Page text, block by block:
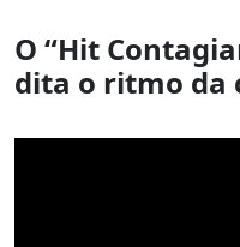
O “Hit
dita o ritmo da